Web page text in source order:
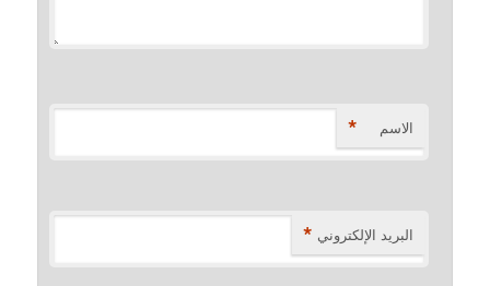
الاسم *
البريد الإلكتروني *